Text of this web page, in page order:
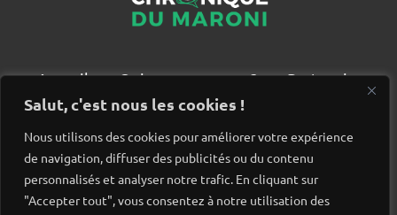
Salut, c'est nous les cookies !
Nous utilisons des cookies pour améliorer votre expérience
de navigation, diffuser des publicités ou du contenu
personnalisés et analyser notre trafic. En cliquant sur
"Accepter tout", vous consentez à notre utilisation des
Accueil Qui sommes nous ?
Partenaires
Contact